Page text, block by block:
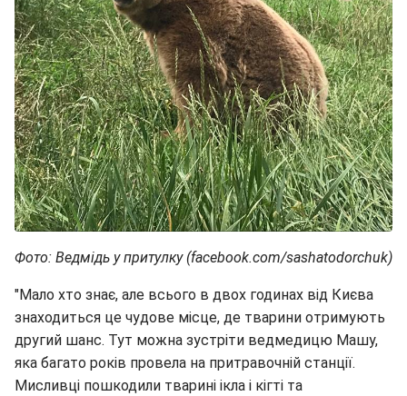
Фото: Ведмідь у притулку (facebook.com/sashatodorchuk)
"Мало хто знає, але всього в двох годинах від Києва
знаходиться це чудове місце, де тварини отримують
другий шанс. Тут можна зустріти ведмедицю Машу,
яка багато років провела на притравочній станції.
Мисливці пошкодили тварині ікла і кігті та